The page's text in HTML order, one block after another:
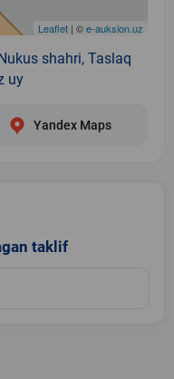
Leaflet | ©e-auksion.uz
shahri, Taslaq
uy
Yandex Maps
taklif